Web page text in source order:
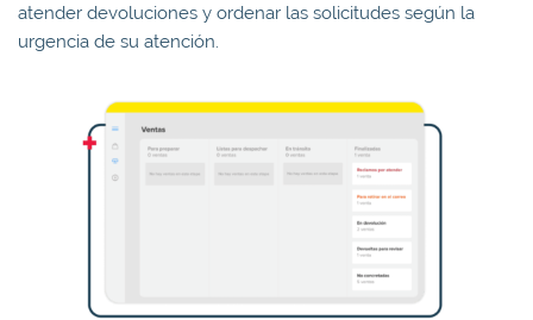
atender devoluciones y ordenar las solicitudes según la
urgencia de su atención.